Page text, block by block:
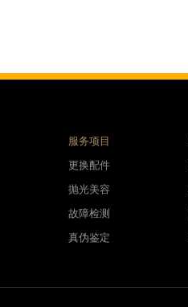
服务项目
更换配件
抛光美容
故障检测
真伪鉴定